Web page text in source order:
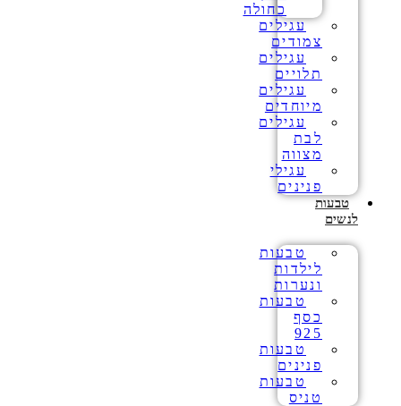
כחולה
עגילים
צמודים
עגילים
תלויים
עגילים
מיוחדים
עגילים
לבת
מצווה
עגילי
פנינים
טבעות
לנשים
טבעות
לילדות
ונערות
טבעות
כסף
925
טבעות
פנינים
טבעות
טניס